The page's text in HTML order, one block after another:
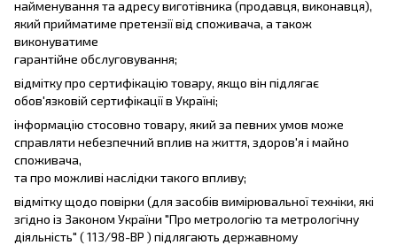
найменування та адресу виготівника (продавця, виконавця),
який прийматиме претензії від споживача, а також
виконуватиме
гарантійне обслуговування;
відмітку про сертифікацію товару, якщо він підлягає
обов'язковій сертифікації в Україні;
інформацію стосовно товару, який за певних умов може
справляти небезпечний вплив на життя, здоров'я і майно
споживача,
та про можливі наслідки такого впливу;
відмітку щодо повірки (для засобів вимірювальної техніки, які
згідно із Законом України "Про метрологію та метрологічну
діяльність" ( 113/98-ВР ) підлягають державному